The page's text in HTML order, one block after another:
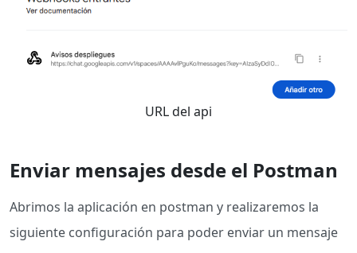
URL del api
Enviar mensajes desde el Postman
Abrimos la aplicación en postman y realizaremos la
siguiente configuración para poder enviar un mensaje